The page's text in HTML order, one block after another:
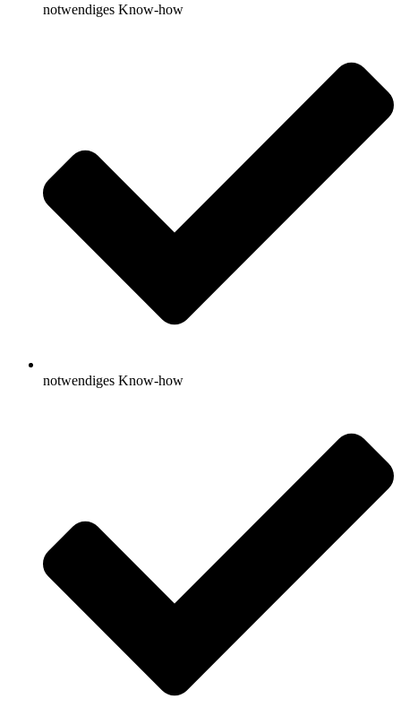
notwendiges Know-how
notwendiges Know-how